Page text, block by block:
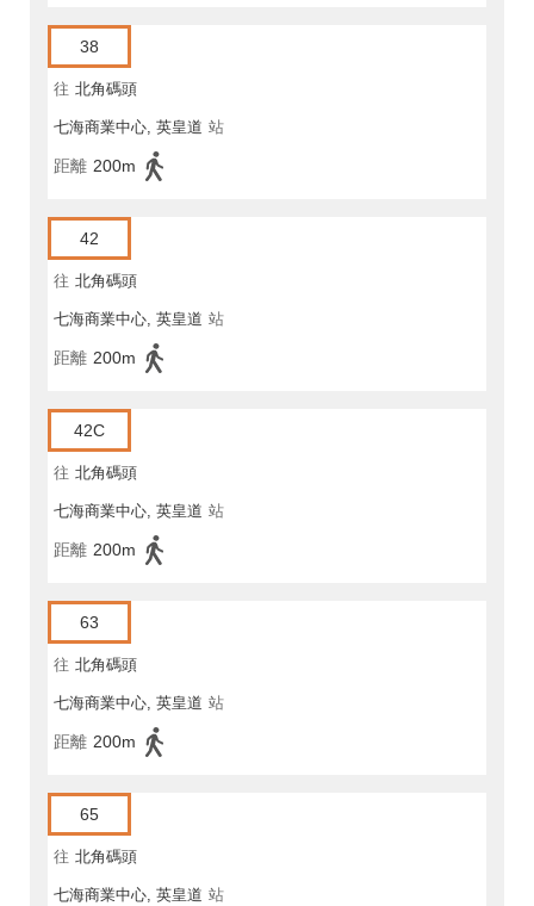
38
往 北角碼頭
七海商業中心, 英皇道 站
距離 200m
42
往 北角碼頭
七海商業中心, 英皇道 站
距離 200m
42C
往 北角碼頭
七海商業中心, 英皇道 站
距離 200m
63
往 北角碼頭
七海商業中心, 英皇道 站
距離 200m
65
往 北角碼頭
七海商業中心, 英皇道 站